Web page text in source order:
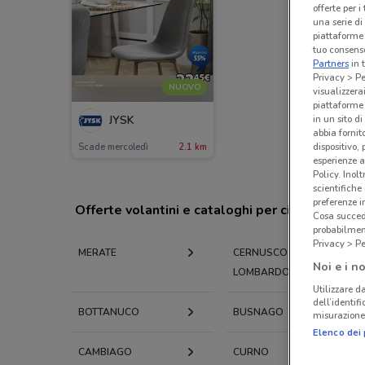
NUOVO
JYSK
Scade mercoledì 2.1 km
Offerte volantini e cataloghi per città nelle
MERATE
CERNUSCO
LOMBARDONE
BOTTANUCO BUSNAGO
CAMBIAGO CURNO
offerte per
una serie
piattaforme
tuo
Partnersin
Privacy >
piattaforme
in un sito
abbia
dispositivo,
esperienze
Policy.
scientifiche
preferenze
Cosa
Privacy >
Noi e i
Utilizzare
Elenco dei